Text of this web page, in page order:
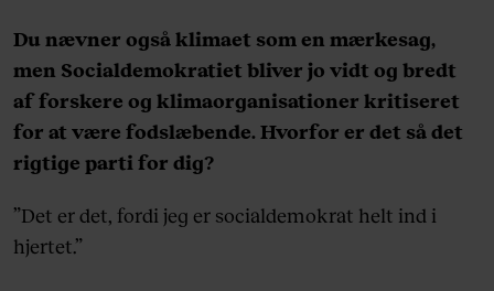
Du nævner også klimaet som en mærkesag,
men Socialdemokratiet bliver jo vidt og bredt
af forskere og klimaorganisationer kritiseret
for at være fodslæbende. Hvorfor er det så det
rigtige parti for dig?
”Det er det, fordi jeg er socialdemokrat helt ind i
hjertet.”